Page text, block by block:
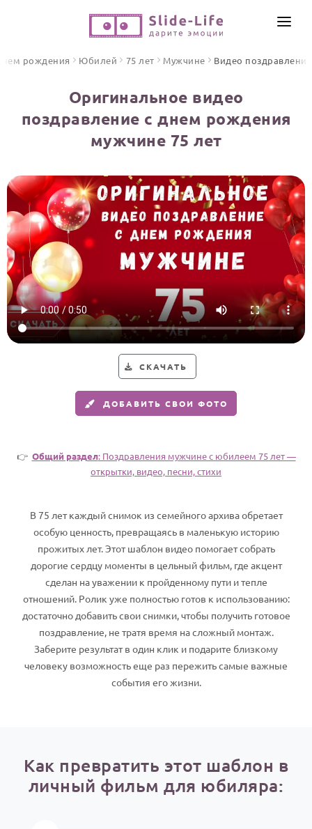
ПО ФОРМАТУ
Видео поздравления
Открытки
Стихи и тексты
ПРАЗДНИКИ
С Днем рождения
Юбилей
Свадьба
Годовщина свадьбы
Календарь праздников
Женщине
Маме
Все родственники
ПЕРСОНАЛЬНЫЕ
Пожелания
По именам
По годам
ИНСТРУМЕНТЫ
ТЕКСТЫ И ИДЕИ
ОТЗЫВЫ
рождения Юбилей 75 лет Мужчине Видео поздравления
Оригинальное видео
поздравление с днем рождения
мужчине 75 лет
СКАЧАТЬ
ДОБАВИТЬ СВОИ ФОТО
👉 Общий раздел: Поздравления мужчине с юбилеем 75 лет —
открытки, видео, песни, стихи
В 75 лет каждый снимок из семейного архива обретает
особую ценность, превращаясь в маленькую историю
прожитых лет. Этот шаблон видео помогает собрать
дорогие сердцу моменты в цельный фильм, где акцент
сделан на уважении к пройденному пути и тепле
отношений. Ролик уже полностью готов к использованию:
достаточно добавить свои снимки, чтобы получить готовое
поздравление, не тратя время на сложный монтаж.
Заберите результат в один клик и подарите близкому
человеку возможность еще раз пережить самые важные
события его жизни.
Как превратить этот шаблон в
личный фильм для юбиляра: